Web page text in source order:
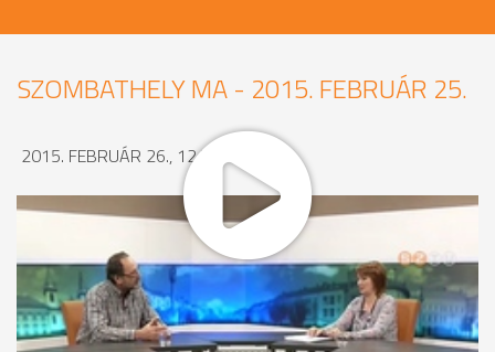
SZOMBATHELY MA - 2015. FEBRUÁR 25.
2015. FEBRUÁR 26., 12:53
MEGOSZTÁS